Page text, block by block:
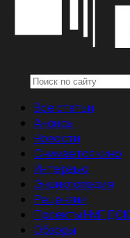
Все статьи
Анонсы
Новости
Снимается кино
Интервью
Энциклопедия
Рецензии
Проекты НМГ ДОК
Обзоры